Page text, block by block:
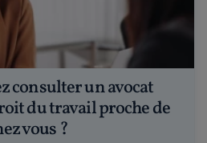
consulter un avocat
du travail proche de
vous ?